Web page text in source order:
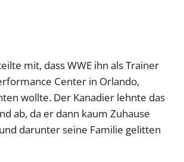
mit, dass WWE ihn als Trainer
Center in Orlando,
wollte. Der Kanadier lehnte das
ab, da er dann kaum Zuhause
darunter seine Familie gelitten